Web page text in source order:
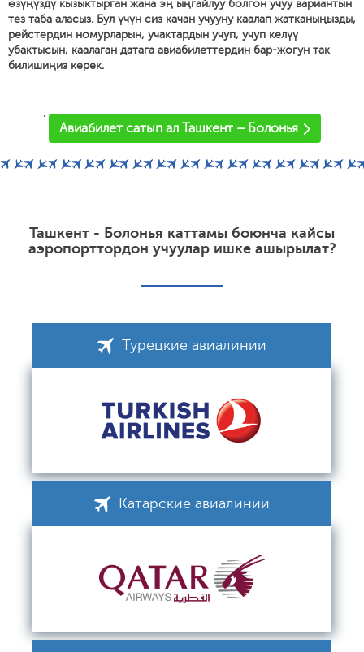
өзүңүздү кызыктырган жана эң ыңгайлуу болгон учуу вариантын
тез таба аласыз. Бул үчүн сиз качан учууну каалап жатканыңызды,
рейстердин номурларын, учактардын учуп, учуп келүү
убактысын, каалаган датага авиабилеттердин бар-жогун так
билишиңиз керек.
'
Авиабилет сатып ал Ташкент – Болонья
Ташкент - Болонья каттамы боюнча кайсы
аэропорттордон учуулар ишке ашырылат?
Турецкие авиалинии
Катарские авиалинии